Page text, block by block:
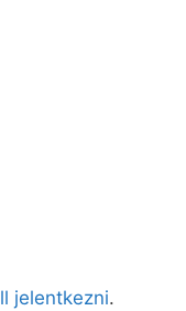
jelentkezni.